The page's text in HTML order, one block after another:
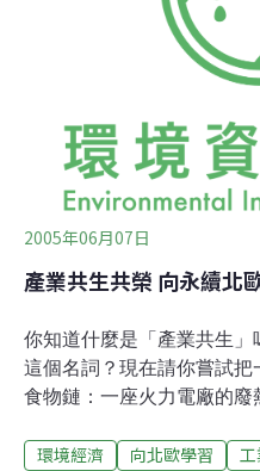
領域，真正長期關心產業
員其實總是那些熟悉面孔
晚有沒有有趣的pub？說到
是有點挑戰。不過，這次聽
2005年06月07日
產業共生共榮 向永續北
你知道什麼是「產業共生」
這個名詞？現在請你嘗試
食物鏈：一座火力電廠的
過程中產生的蒸氣被製藥
環境經濟 向北歐學習